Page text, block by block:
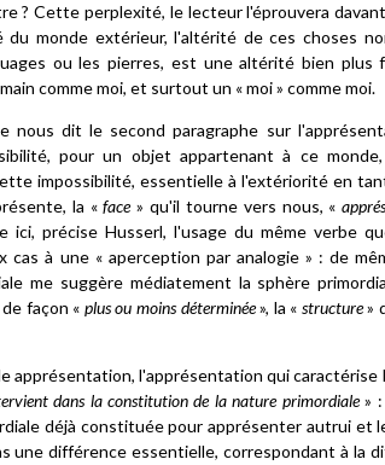
? Cette perplexité, le lecteur l'éprouvera
monde extérieur, l'altérité de ces choses
ou les pierres, est une altérité bien plus
comme moi, et surtout un « moi » comme moi.
dit le second paragraphe sur
pour un objet appartenant à ce
impossibilité, essentielle à l'extériorité en
la «face» qu'il tourne vers nous, «
précise Husserl, l'usage du même verbe
à une « aperception par analogie » : de
me suggère médiatement la sphère
de façon « plus ou moins déterminée», la « structure»
apprésentation, l'apprésentation qui caractérise
dans la constitution de la nature primordiale» :
déjà constituée pour apprésenter autrui et
une différence essentielle, correspondant à la